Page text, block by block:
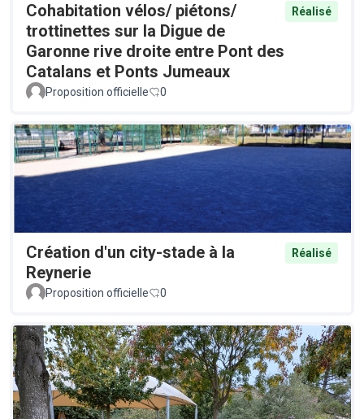
Cohabitation vélos/ piétons/
trottinettes sur la Digue de
Garonne rive droite entre Pont des
Catalans et Ponts Jumeaux
Réalisé
Proposition officielle 0
Création d'un city-stade à la
Reynerie
Réalisé
Proposition officielle 0